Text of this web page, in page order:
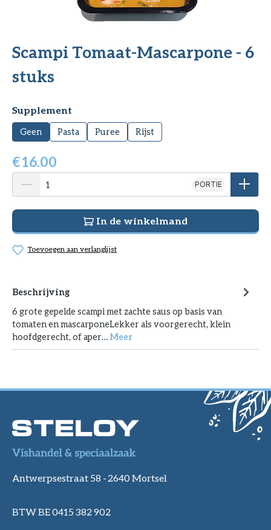
Scampi Tomaat-Mascarpone - 6
stuks
Selecteer
Supplement
Geen Pasta Puree Rijst
€16.00
PORTIE
In de winkelmand
Toevoegen aan verlanglijst
Beschrijving
6 grote gepelde scampi met zachte saus op basis van
tomaten en mascarponeLekker als voorgerecht, klein
hoofdgerecht, of aper… Meer
Antwerpsestraat 58 - 2640 Mortsel
BTW BE 0415 382 902